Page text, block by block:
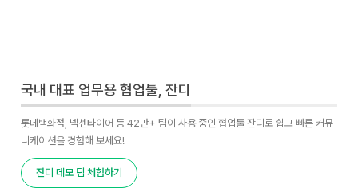
국내 대표 업무용 협업툴, 잔디
롯데백화점, 넥센타이어 등 42만+ 팀이 사용 중인 협업툴 잔디로 쉽고 빠른 커뮤
니케이션을 경험해 보세요!
잔디 데모 팀 체험하기